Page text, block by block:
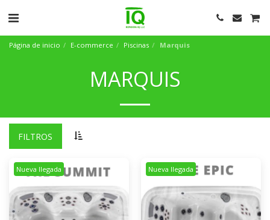
Página de inicio E-commerce Piscinas Marquis
MARQUIS
FILTROS
Nueva llegada Nueva llegada